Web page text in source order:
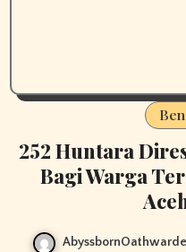
252 Huntara
Bagi Warga